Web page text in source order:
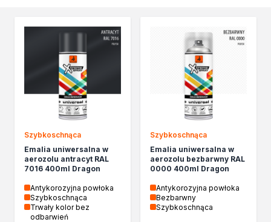
Środki bioochronne
Masy szpachlowe budowlane
Środki czyszczące
Malowanie, ochrona i dekoracja
Lakierobejce
Farby w aerozolu
Impregnaty dekoracyjne
Lakiery
Lakiery dekoracyjne
Żywica epoksydowa
Szybkoschnąca
Emalia uniwersalna w
aerozolu antracyt RAL
7016 400ml Dragon
Antykorozyjna powłoka
Szybkoschnąca
Trwały kolor bez
odbarwień
Szybkoschnąca
Emalia uniwersalna w
aerozolu bezbarwny RAL
0000 400ml Dragon
Antykorozyjna powłoka
Bezbarwny
Szybkoschnąca